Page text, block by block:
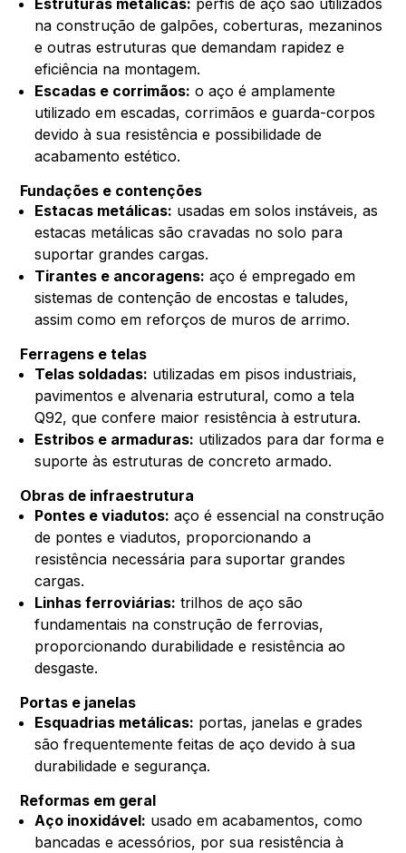
na construção de galpões, coberturas, mezaninos
e outras estruturas que demandam rapidez e
eficiência na montagem.
Escadas e corrimãos: o aço é amplamente
utilizado em escadas, corrimãos e guarda-corpos
devido à sua resistência e possibilidade de
acabamento estético.
Fundações e contenções
Estacas metálicas: usadas em solos instáveis, as
estacas metálicas são cravadas no solo para
suportar grandes cargas.
Tirantes e ancoragens: aço é empregado em
sistemas de contenção de encostas e taludes,
assim como em reforços de muros de arrimo.
Ferragens e telas
Telas soldadas: utilizadas em pisos industriais,
pavimentos e alvenaria estrutural, como a tela
Q92, que confere maior resistência à estrutura.
Estribos e armaduras: utilizados para dar forma e
suporte às estruturas de concreto armado.
Obras de infraestrutura
Pontes e viadutos: aço é essencial na construção
de pontes e viadutos, proporcionando a
resistência necessária para suportar grandes
cargas.
Linhas ferroviárias: trilhos de aço são
fundamentais na construção de ferrovias,
proporcionando durabilidade e resistência ao
desgaste.
Portas e janelas
Esquadrias metálicas: portas, janelas e grades
são frequentemente feitas de aço devido à sua
durabilidade e segurança.
Reformas em geral
Aço inoxidável: usado em acabamentos, como
bancadas e acessórios, por sua resistência à